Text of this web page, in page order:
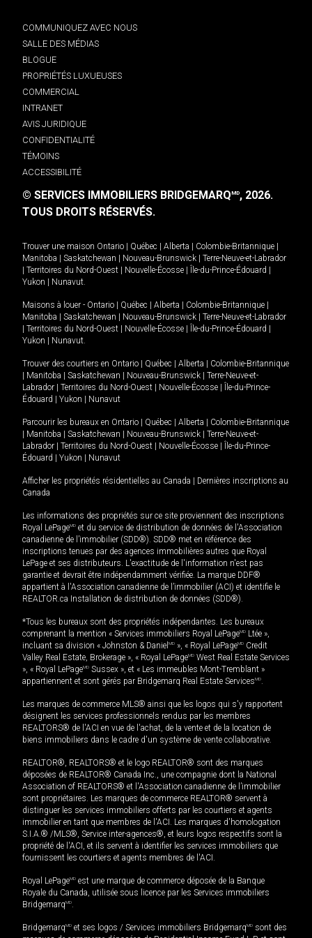
COMMUNIQUEZ AVEC NOUS
SALLE DES MÉDIAS
BLOGUE
PROPRIÉTÉS LUXUEUSES
COMMERCIAL
INTRANET
AVIS JURIDIQUE
CONFIDENTIALITÉ
TÉMOINS
ACCESSIBILITÉ
© SERVICES IMMOBILIERS BRIDGEMARQMD, 2026.
TOUS DROITS RÉSERVÉS.
Trouver une maison Ontario Québec Alberta Colombie-Britannique
Manitoba
Saskatchewan Nouveau-Brunswick
Terre-Neuve-et-Labrador
Territoires du Nord-Ouest Nouvelle-Écosse Île-du-Prince-Édouard
Yukon
Nunavut.
Maisons à louer - Ontario Québec Alberta Colombie-Britannique
Manitoba
Saskatchewan Nouveau-Brunswick
Terre-Neuve-et-Labrador
Territoires du Nord-Ouest Nouvelle-Écosse Île-du-Prince-Édouard
Yukon
Nunavut.
Trouver des courtiers en Ontario Québec Alberta
Colombie-Britannique
Manitoba Saskatchewan Nouveau-Brunswick
Terre-Neuve-et-
Labrador
Territoires du Nord-Ouest Nouvelle-Écosse
Île-du-Prince-
Édouard
Yukon Nunavut
Parcourir les bureaux en Ontario Québec Alberta
Colombie-Britannique
Manitoba Saskatchewan Nouveau-Brunswick
Terre-Neuve-et-
Labrador
Territoires du Nord-Ouest Nouvelle-Écosse
Île-du-Prince-
Édouard
Yukon Nunavut
Afficher les propriétés résidentielles au Canada
Dernières inscriptions au
Canada
Les informations des propriétés sur ce site proviennent des inscriptions
Royal LePageMD et du service de distribution de données de l'Association
canadienne de l’immobilier (SDD®). SDD® met en référence des
inscriptions tenues par des agences immobilières autres que Royal
LePage et ses distributeurs. L'exactitude de l'information n'est pas
garantie et devrait être indépendamment vérifiée. La marque DDF®
appartient à l'Association canadienne de l’immobilier (ACI) et identifie le
REALTOR.ca Installation de distribution de données (SDD®).
*Tous les bureaux sont des propriétés indépendantes. Les bureaux
comprenant la mention « Services immobiliers Royal LePageMD Ltée »,
incluant sa division « Johnston & Daniel MD », « Royal LePageMD Credit
Valley Real Estate, Brokerage », « Royal LePageMD West Real Estate Services
», « Royal LePageMD Sussex », et « Les immeubles Mont-Tremblant »
appartiennent et sont gérés par Bridgemarq Real Estate ServicesMD.
Les marques de commerce MLS® ainsi que les logos qui s'y rapportent
désignent les services professionnels rendus par les membres
REALTORS® de l'ACI en vue de l'achat, de la vente et de la location de
biens immobiliers dans le cadre d'un système de vente collaborative.
REALTOR®, REALTORS® et le logo REALTOR® sont des marques
déposées de REALTOR® Canada Inc., une compagnie dont la National
Association of REALTORS® et l'Association canadienne de l’immobilier
sont propriétaires. Les marques de commerce REALTOR® servent à
distinguer les services immobiliers offerts par les courtiers et agents
immobilier en tant que membres de l'ACI. Les marques d'homologation
S.I.A.® /MLS®, Service inter-agences®, et leurs logos respectifs sont la
propriété de l'ACI, et ils servent à identifier les services immobiliers que
fournissent les courtiers et agents membres de l'ACI.
Royal LePageMD est une marque de commerce déposée de la Banque
Royale du Canada, utilisée sous licence par les Services immobiliers
BridgemarqMD.
BridgemarqMD et ses logos / Services immobiliers BridgemarqMD sont des